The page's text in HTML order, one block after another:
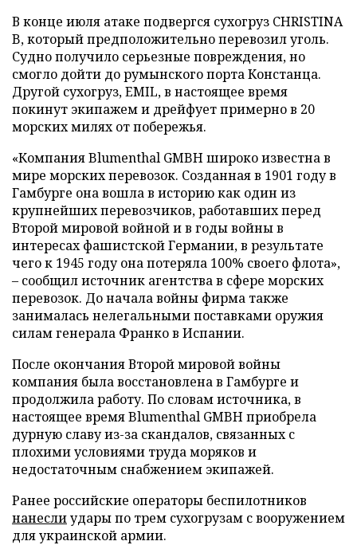
В конце июля атаке подвергся сухогруз CHRISTINA
B, который предположительно перевозил уголь.
Судно получило серьезные повреждения, но
смогло дойти до румынского порта Констанца.
Другой сухогруз, EMIL, в настоящее время
покинут экипажем и дрейфует примерно в 20
морских милях от побережья.
«Компания Blumenthal GMBH широко известна в
мире морских перевозок. Созданная в 1901 году в
Гамбурге она вошла в историю как один из
крупнейших перевозчиков, работавших перед
Второй мировой войной и в годы войны в
интересах фашистской Германии, в результате
чего к 1945 году она потеряла 100% своего флота»,
– сообщил источник агентства в сфере морских
перевозок. До начала войны фирма также
занималась нелегальными поставками оружия
силам генерала Франко в Испании.
После окончания Второй мировой войны
компания была восстановлена в Гамбурге и
продолжила работу. По словам источника, в
настоящее время Blumenthal GMBH приобрела
дурную славу из-за скандалов, связанных с
плохими условиями труда моряков и
недостаточным снабжением экипажей.
Ранее российские операторы беспилотников
нанеслиудары по трем сухогрузам с вооружением
для украинской армии.